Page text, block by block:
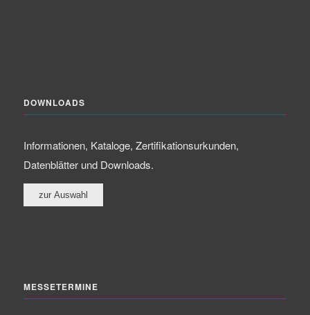
DOWNLOADS
Informationen, Kataloge, Zertifikationsurkunden,
Datenblätter und Downloads.
MESSETERMINE